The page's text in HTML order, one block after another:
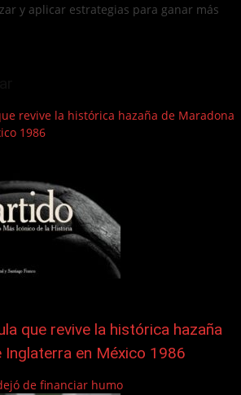
y aplicar estrategias para ganar más
revive la histórica hazaña de Maradona
1986
que revive la histórica hazaña
Inglaterra en México 1986
de financiar humo